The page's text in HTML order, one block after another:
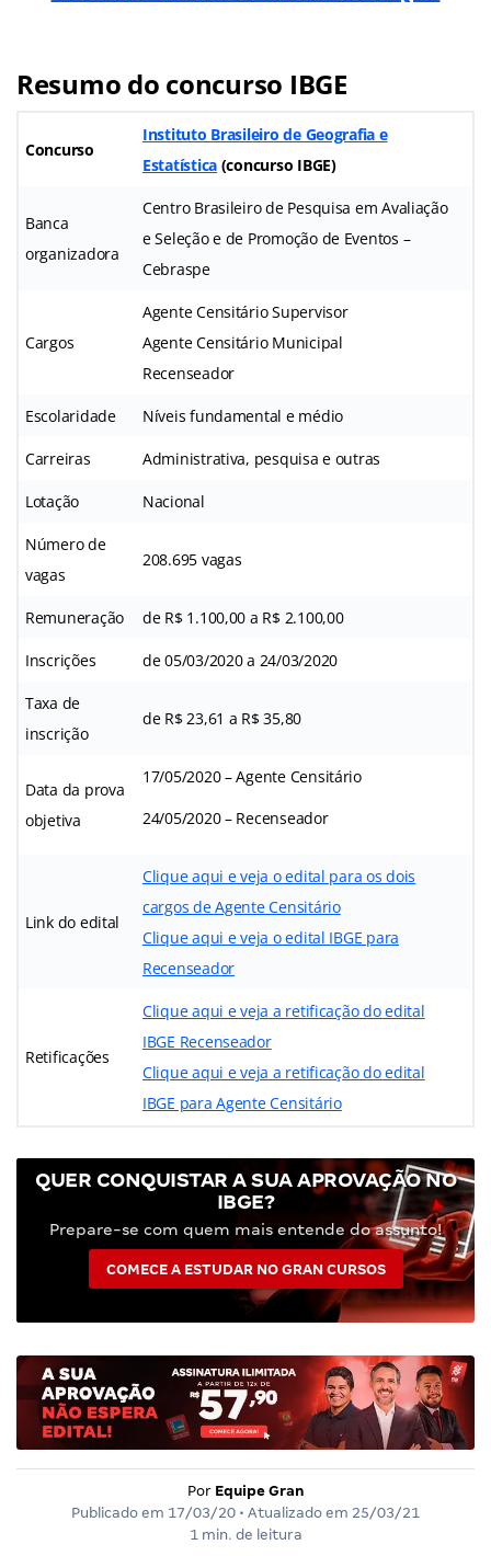
Resumo do concurso IBGE
Concurso
Instituto Brasileiro de Geografia e
Estatística (concurso IBGE)
Banca
organizadora
Centro Brasileiro de Pesquisa em Avaliação
e Seleção e de Promoção de Eventos –
Cebraspe
Cargos
Agente Censitário Supervisor
Agente Censitário Municipal
Recenseador
Escolaridade Níveis fundamental e médio
Carreiras Administrativa, pesquisa e outras
Lotação Nacional
Número de
vagas
208.695 vagas
Remuneração de R$ 1.100,00 a R$ 2.100,00
Inscrições de 05/03/2020 a 24/03/2020
Taxa de
inscrição
de R$ 23,61 a R$ 35,80
Data da prova
objetiva
17/05/2020 – Agente Censitário
24/05/2020 – Recenseador
Link do edital
Clique aqui e veja o edital para os dois
cargos de Agente Censitário
Clique aqui e veja o edital IBGE para
Recenseador
Retificações
Clique aqui e veja a retificação do edital
IBGE Recenseador
Clique aqui e veja a retificação do edital
IBGE para Agente Censitário
QUER CONQUISTAR A SUA APROVAÇÃO NO
IBGE?
Prepare-se com quem mais entende do assunto!
COMECE A ESTUDAR NO GRAN CURSOS
Por Equipe Gran
Publicado em 17/03/20 • Atualizado em 25/03/21
1 min. de leitura